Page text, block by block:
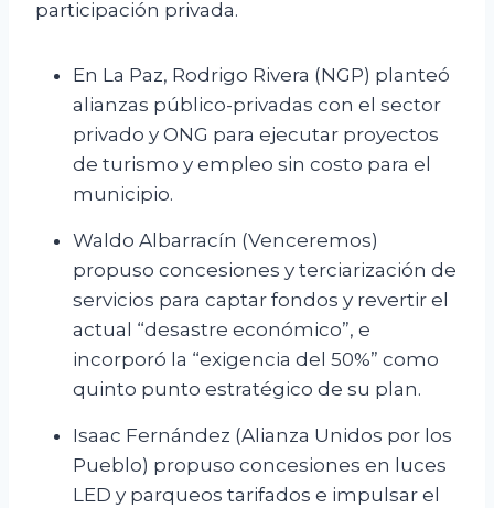
participación privada.
En La Paz, Rodrigo Rivera (NGP) planteó
alianzas público-privadas con el sector
privado y ONG para ejecutar proyectos
de turismo y empleo sin costo para el
municipio.
Waldo Albarracín (Venceremos)
propuso concesiones y terciarización de
servicios para captar fondos y revertir el
actual “desastre económico”, e
incorporó la “exigencia del 50%” como
quinto punto estratégico de su plan.
Isaac Fernández (Alianza Unidos por los
Pueblo) propuso concesiones en luces
LED y parqueos tarifados e impulsar el